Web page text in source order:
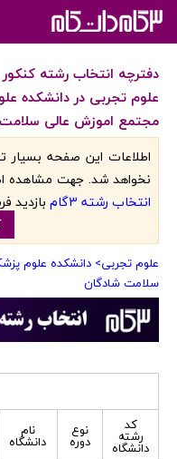
علوم تجربی در دانشکده
مجتمع اموزش عالی
اطلاعات اين صفحه بسيار
نخواهد شد. جهت مشاهده
انتخاب رشته 3گام
بازديد
علوم تجربی> دانشکده علوم
سلامت شادگان
کد
رشته
دانشگاه
نوع
دوره
نام
دانشگاه